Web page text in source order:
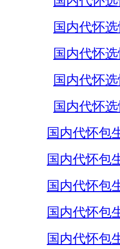
国内代怀
国内代怀
国内代怀
国内代怀
国内代怀包
国内代怀包
国内代怀包
国内代怀包
国内代怀包